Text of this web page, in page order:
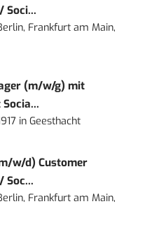
Soci...
Frankfurt am Main,
(m/w/g) mit
inGeesthacht
w/d) Customer
Soc...
Frankfurt am Main,